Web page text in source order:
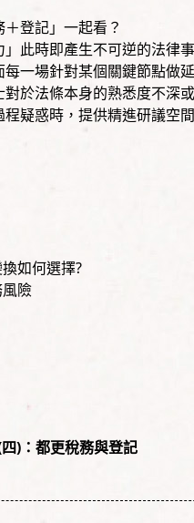
登記」一起看？
時即產生不可逆的法律事
一場針對某個關鍵節點做
法條本身的熟悉度不深
疑惑時，提供精進研議空
如何選擇?
險
)：都更稅務與登記